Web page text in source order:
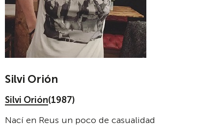
Silvi Orión
Silvi Orión(1987)
Nací en Reus un poco de casualidad